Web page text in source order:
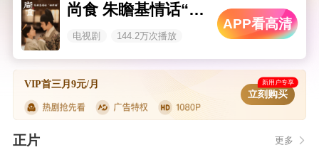
尚食 朱瞻基情话“甜剧场”
电视剧 144.2万次播放
APP看高清
VIP首三月9元/月 新用户专享
立刻购买
正片 更多